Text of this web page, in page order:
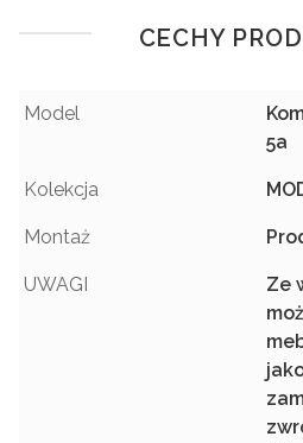
CECHY
Model
5a
Kolekcja
Montaż
UWAGI
Ze